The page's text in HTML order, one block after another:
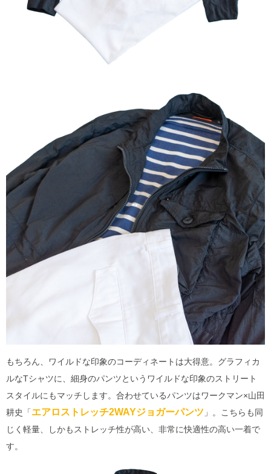
もちろん、ワイルドな印象のコーディネートは大得意。グラフィカ
ルなTシャツに、細身のパンツというワイルドな印象のストリート
スタイルにもマッチします。合わせているパンツはワークマン×山田
耕史「エアロストレッチ2WAYジョガーパンツ 」。こちらも同
じく軽量、しかもストレッチ性が高い、非常に快適性の高い一着で
す。